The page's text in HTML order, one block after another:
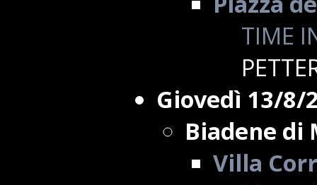
TIME
Giovedì 13/8/
Biadene di
Villa